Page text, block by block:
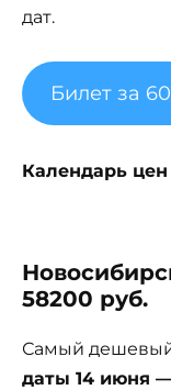
дат.
Билет за
Календарь цен
58200 руб.
Самый дешевый
даты 14 июня